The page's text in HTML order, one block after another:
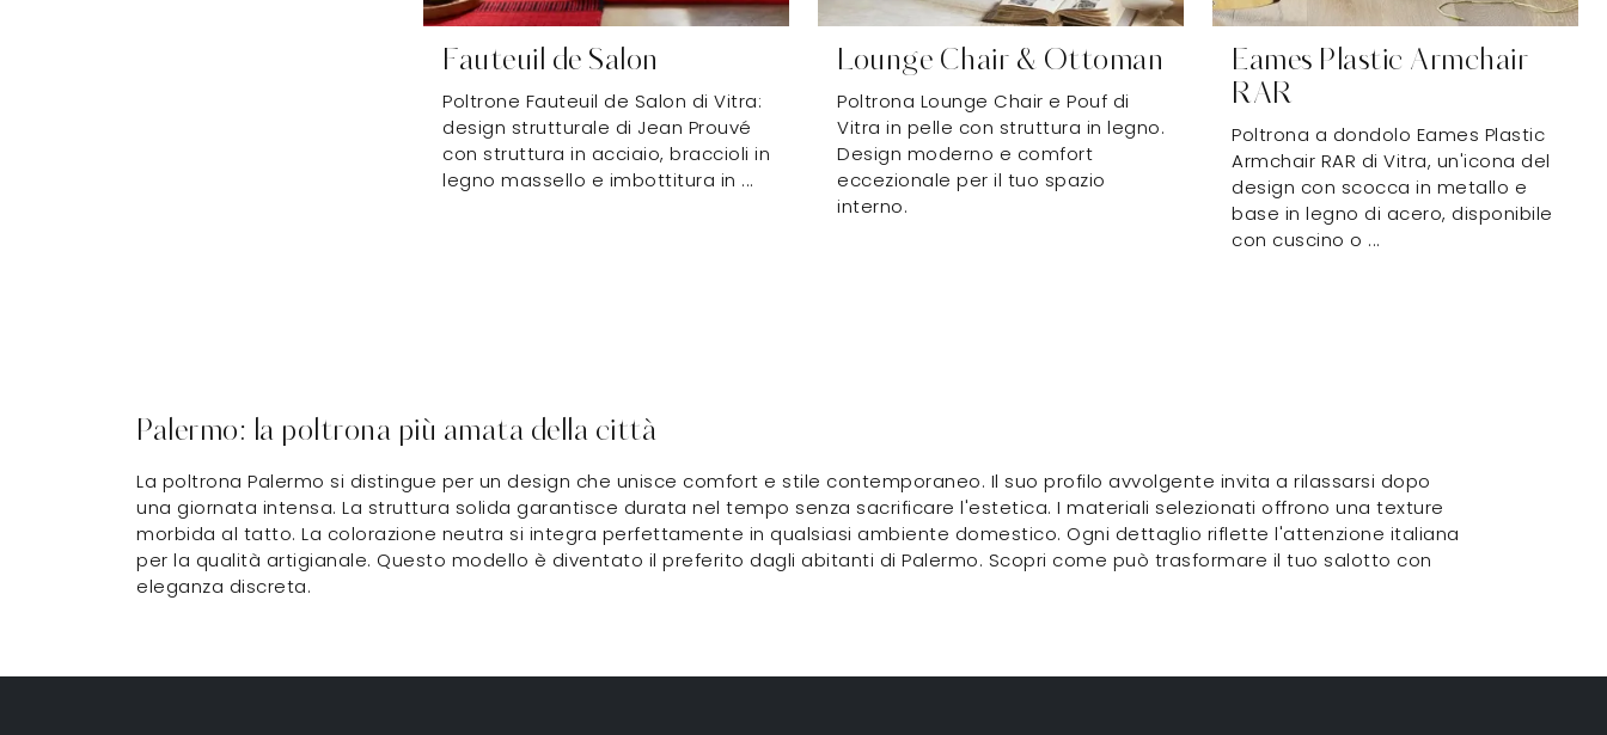
Fauteuil de Salon
Poltrone Fauteuil de Salon di Vitra:
design strutturale di Jean Prouvé
con struttura in acciaio, braccioli in
legno massello e imbottitura in ...
Lounge Chair & Ottoman
Poltrona Lounge Chair e Pouf di
Vitra in pelle con struttura in legno.
Design moderno e comfort
eccezionale per il tuo spazio
interno.
Eames Plastic Armchair
RAR
Poltrona a dondolo Eames Plastic
Armchair RAR di Vitra, un'icona del
design con scocca in metallo e
base in legno di acero, disponibile
con cuscino o ...
Palermo: la poltrona più amata della città
La poltrona Palermo si distingue per un design che unisce comfort e stile contemporaneo. Il suo profilo avvolgente invita a rilassarsi dopo
una giornata intensa. La struttura solida garantisce durata nel tempo senza sacrificare l'estetica. I materiali selezionati offrono una texture
morbida al tatto. La colorazione neutra si integra perfettamente in qualsiasi ambiente domestico. Ogni dettaglio riflette l'attenzione italiana
per la qualità artigianale. Questo modello è diventato il preferito dagli abitanti di Palermo. Scopri come può trasformare il tuo salotto con
eleganza discreta.